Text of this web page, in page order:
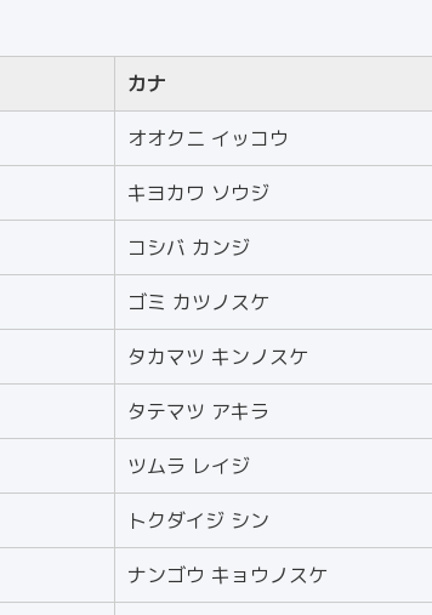
カナ
オオクニ イッコウ
キヨカワ ソウジ
コシバ カンジ
ゴミ カツノスケ
タカマツ キンノスケ
タテマツ アキラ
ツムラ レイジ
トクダイジ シン
ナンゴウ キョウノスケ